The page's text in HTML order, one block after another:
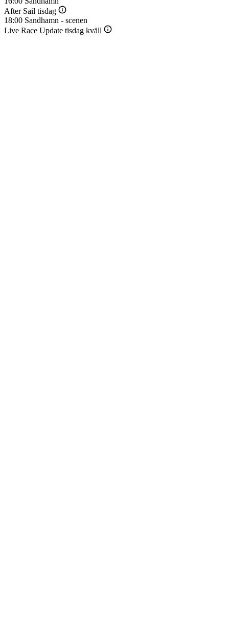
After Sail tisdag
18:00 Sandhamn - scenen
Live Race Update tisdag kväll